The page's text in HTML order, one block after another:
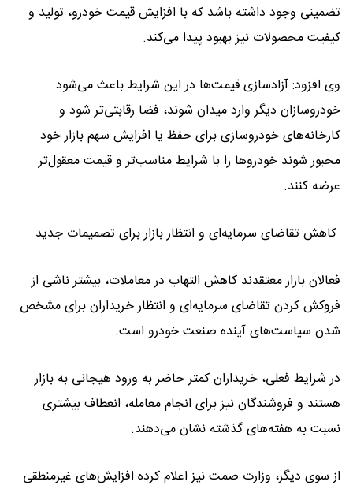
تضمینی وجود داشته باشد که با افزایش قیمت خودرو، تولید و
کیفیت محصولات نیز بهبود پیدا می‌کند.
وی افزود: آزادسازی قیمت‌ها در این شرایط باعث می‌شود
خودروسازان دیگر وارد میدان شوند، فضا رقابتی‌تر شود و
کارخانه‌های خودروسازی برای حفظ یا افزایش سهم بازار خود
مجبور شوند خودروها را با شرایط مناسب‌تر و قیمت معقول‌تر
عرضه کنند.
کاهش تقاضای سرمایه‌ای و انتظار بازار برای تصمیمات جدید
فعالان بازار معتقدند کاهش التهاب در معاملات، بیشتر ناشی از
فروکش کردن تقاضای سرمایه‌ای و انتظار خریداران برای مشخص
شدن سیاست‌های آینده صنعت خودرو است.
در شرایط فعلی، خریداران کمتر حاضر به ورود هیجانی به بازار
هستند و فروشندگان نیز برای انجام معامله، انعطاف بیشتری
نسبت به هفته‌های گذشته نشان می‌دهند.
از سوی دیگر، وزارت صمت نیز اعلام کرده افزایش‌های غیرمنطقی